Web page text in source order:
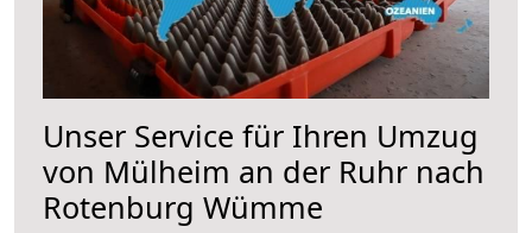
Unser Service für Ihren Umzug
von Mülheim an der Ruhr nach
Rotenburg Wümme